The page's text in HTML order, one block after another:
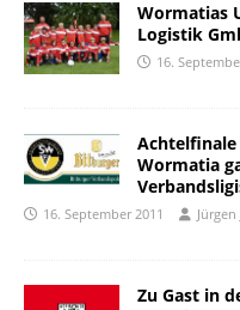
Wormatias
Logistik
16.
Wormatia
16. September 2011 Jürgen
Zu Gast in